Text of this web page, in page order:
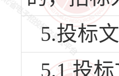
5.投标
5.1 投